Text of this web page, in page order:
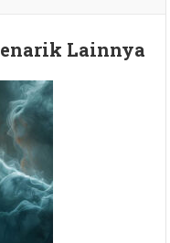
Lainnya